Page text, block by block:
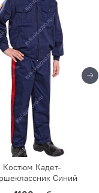
Костюм Кадет-
Синий